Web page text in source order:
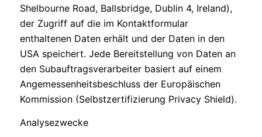
Shelbourne Road, Ballsbridge, Dublin 4, Ireland),
der Zugriff auf die im Kontaktformular
enthaltenen Daten erhält und der Daten in den
USA speichert. Jede Bereitstellung von Daten an
den Subauftragsverarbeiter basiert auf einem
Angemessenheitsbeschluss der Europäischen
Kommission (Selbstzertifizierung Privacy Shield).
Analysezwecke